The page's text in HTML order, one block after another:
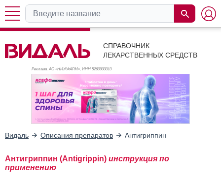
СПРАВОЧНИК
ЛЕКАРСТВЕННЫХ СРЕДСТВ
Реклама. АО «НИЖФАРМ», ИНН 5260900010
Видаль Описания препаратов Антигриппин
Антигриппин (Antigrippin) инструкция по
применению